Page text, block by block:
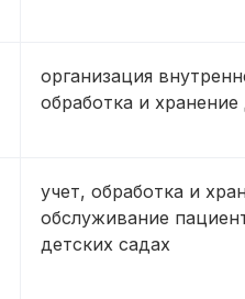
организация
обработка и
учет, обработка и
обслуживание
детских садах